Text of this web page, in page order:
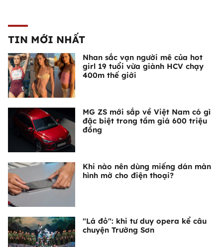
TIN MỚI NHẤT
Nhan sắc vạn người mê của hot
girl 19 tuổi vừa giành HCV chạy
400m thế giới
MG ZS mới sắp về Việt Nam có gì
đặc biệt trong tầm giá 600 triệu
đồng
Khi nào nên dùng miếng dán màn
hình mờ cho điện thoại?
"Lá đỏ": khi tư duy opera kể câu
chuyện Trường Sơn